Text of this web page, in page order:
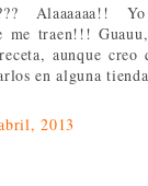
Alaaaaaa!!
me traen!!!
aunque creo
en alguna
2013